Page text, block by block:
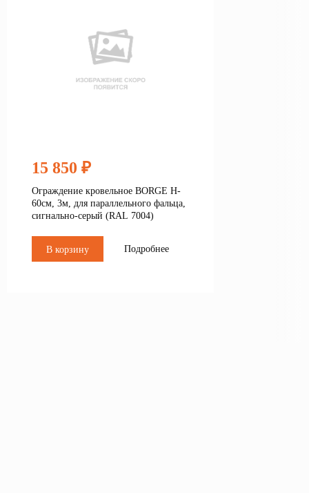
15 850 ₽
Ограждение кровельное BORGE H-
60см, 3м, для параллельного фальца,
сигнально-серый (RAL 7004)
В корзину Подробнее